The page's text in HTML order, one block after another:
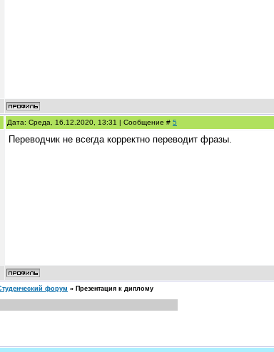
Дата: Среда, 16.12.2020, 13:31 | Сообщение # 5
Переводчик не всегда корректно переводит фразы.
форум » Презентация к диплому